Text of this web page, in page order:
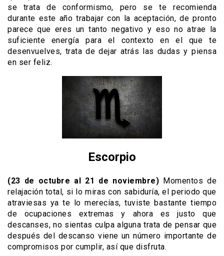
se trata de conformismo, pero se te recomienda
durante este año trabajar con la aceptación, de pronto
parece que eres un tanto negativo y eso no atrae la
suficiente energía para el contexto en el que te
desenvuelves, trata de dejar atrás las dudas y piensa
en ser feliz.
Escorpio
(23 de octubre al 21 de noviembre) Momentos de
relajación total, si lo miras con sabiduría, el periodo que
atraviesas ya te lo merecías, tuviste bastante tiempo
de ocupaciones extremas y ahora es justo que
descanses, no sientas culpa alguna trata de pensar que
después del descanso viene un número importante de
compromisos por cumplir, así que disfruta.